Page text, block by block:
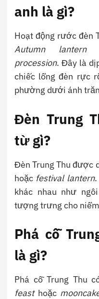
anh là gì?
Hoạt động rước đèn
Autumn lantern
procession. Đây là
chiếc lồng đèn rực
phường dưới ánh
Đèn Trung
từ gì?
Đèn Trung Thu được
hoặc festival lantern.
khác nhau như
tượng trưng cho
Phá cỗ
là gì?
Phá cỗ Trung Thu
feasthoặc